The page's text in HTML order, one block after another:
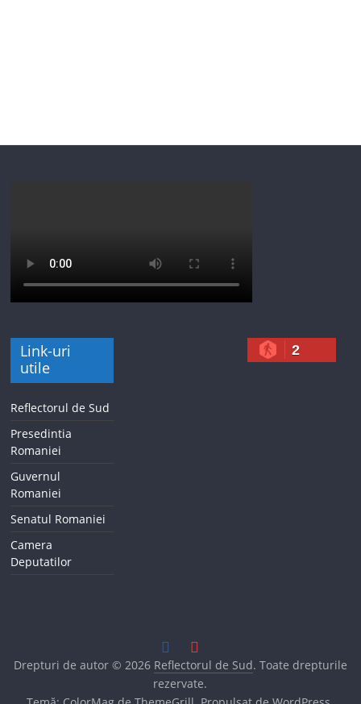
Link-uri
utile
Reflectorul de Sud
Presedintia
Romaniei
Guvernul
Romaniei
Senatul Romaniei
Camera
Deputatilor
2
Drepturi de autor © 2026 Reflectorul de Sud. Toate drepturile
rezervate.